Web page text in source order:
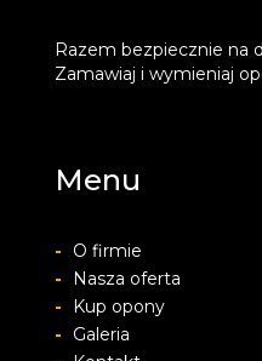
Razem bezpiecznie na
Zamawiaj i wymieniaj
Menu
-
O firmie
-
Nasza oferta
-
Kup opony
-
Galeria